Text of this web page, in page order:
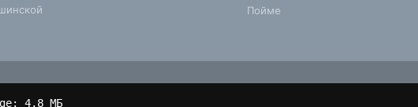
Пойме
4.8 МБ